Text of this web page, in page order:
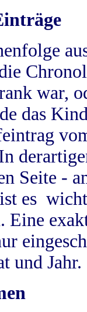
war,
das
Seite -
es
und Jahr.